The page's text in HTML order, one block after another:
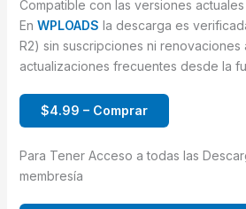
Compatible con las versiones
En WPLOADS la descarga es
R2) sin suscripciones ni renovaciones
actualizaciones frecuentes desde la
$4.99 – Comprar
Para Tener Acceso a todas las
membresía